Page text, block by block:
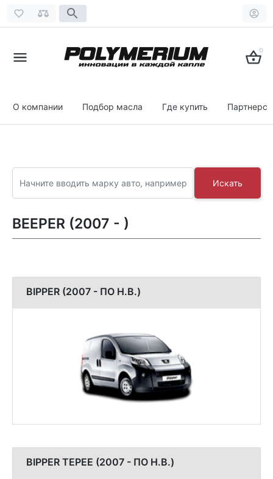
0
О компании Подбор масла Где купить
Искать
BEEPER (2007 - )
BIPPER (2007 - ПО Н.В.)
BIPPER TEPEE (2007 - ПО Н.В.)